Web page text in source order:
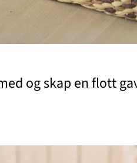
og skap en flott